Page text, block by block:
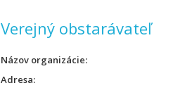
Verejný obstarávateľ
Názov organizácie
Adresa